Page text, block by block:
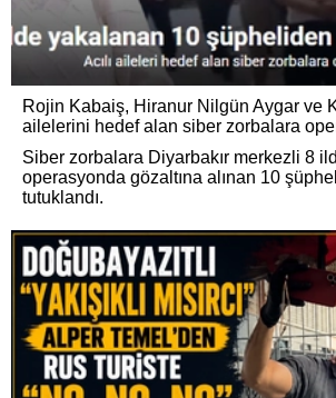
Rojin Kabaiş, Hiranur Nilgün Aygar ve
ailelerini hedef alan siber zorbalara
Siber zorbalara Diyarbakır merkezli 8
operasyonda gözaltına alınan 10
tutuklandı.